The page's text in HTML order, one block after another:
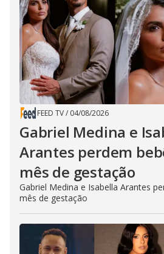
FEED TV/ 04/08/2026
Gabriel Medina e
Arantes perdem
mês de gestação
Gabriel Medina e Isabella Arantes
mês de gestação